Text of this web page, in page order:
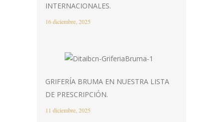
INTERNACIONALES.
16 diciembre, 2025
GRIFERÍA BRUMA EN NUESTRA LISTA
DE PRESCRIPCIÓN.
11 diciembre, 2025